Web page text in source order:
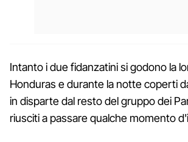
Intanto i due fidanzatini si godono la
Honduras e durante la notte coperti
in disparte dal resto del gruppo dei
riusciti a passare qualche momento